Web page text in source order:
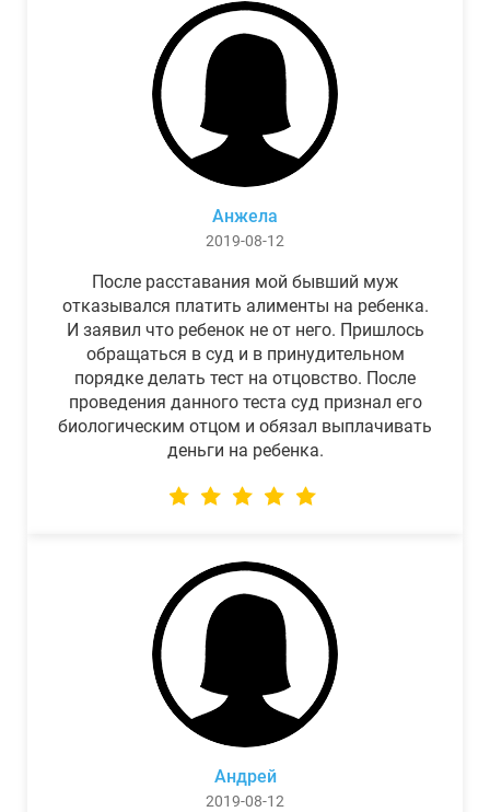
Анжела
2019-08-12
После расставания мой бывший муж
отказывался платить алименты на ребенка.
И заявил что ребенок не от него. Пришлось
обращаться в суд и в принудительном
порядке делать тест на отцовство. После
проведения данного теста суд признал его
биологическим отцом и обязал выплачивать
деньги на ребенка.
Андрей
2019-08-12